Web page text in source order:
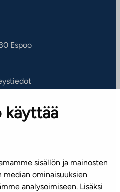
käyttää
sisällön ja mainosten
median ominaisuuksien
analysoimiseen. Lisäksi
Espoo